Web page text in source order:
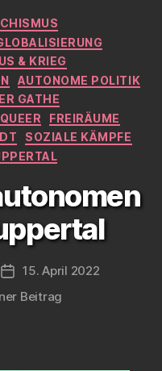
& KRIEG
AUTONOME POLITIK
GATHE
FREIRÄUME
SOZIALE KÄMPFE
Veröffentlichungsdatum
15. April 2022
Beitrag